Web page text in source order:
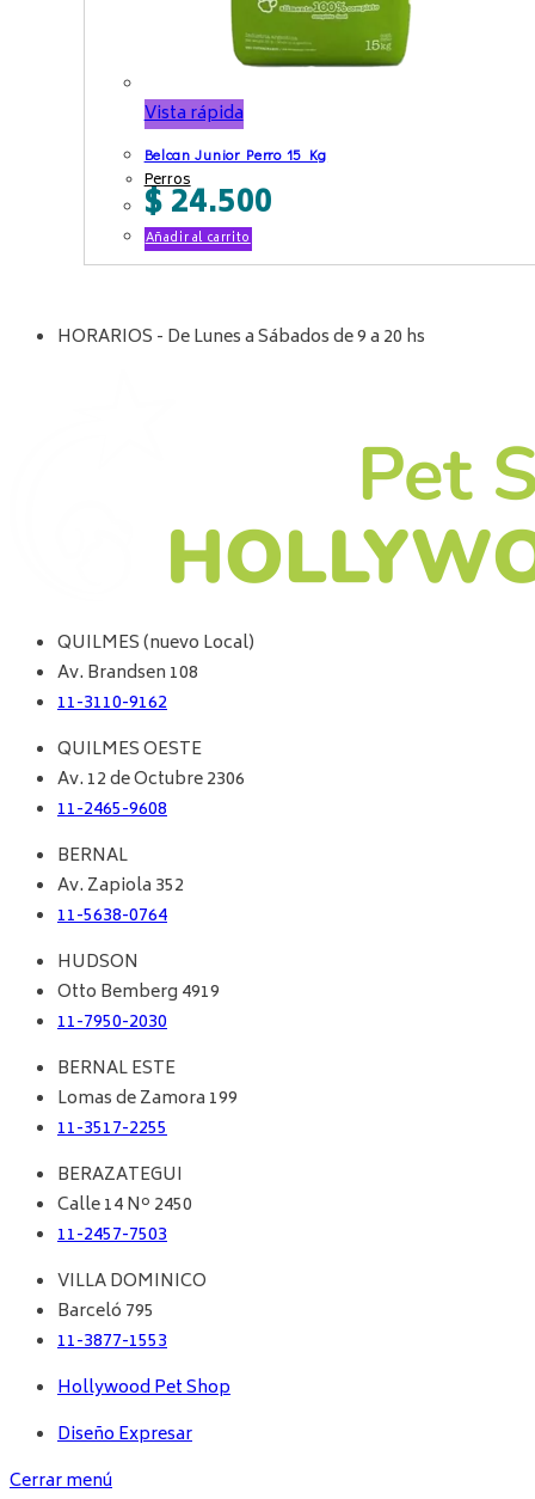
Vista rápida
Belcan Junior Perro 15 Kg
Perros
$24.500
Añadir al carrito
HORARIOS - De Lunes a Sábados de 9 a 20 hs
QUILMES (nuevo Local)
Av. Brandsen 108
11-3110-9162
QUILMES OESTE
Av. 12 de Octubre 2306
11-2465-9608
BERNAL
Av. Zapiola 352
11-5638-0764
HUDSON
Otto Bemberg 4919
11-7950-2030
BERNAL ESTE
Lomas de Zamora 199
11-3517-2255
BERAZATEGUI
Calle 14 Nº 2450
11-2457-7503
VILLA DOMINICO
Barceló 795
11-3877-1553
Hollywood Pet Shop
Diseño Expresar
Cerrar menú